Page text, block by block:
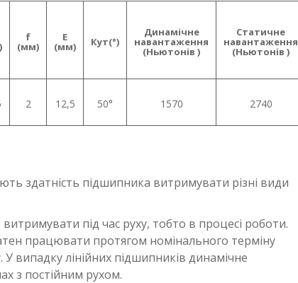
f
(мм)
E
(мм) Кут(°)
Динамічне
навантаження
(Ньютонів )
Статичне
навантаження
(Ньютонів )
2 12,5 50° 1570 2740
здатність підшипника витримувати різні види
під час руху, тобто в процесі роботи.
працювати протягом номінального терміну
випадку лінійних підшипників динамічне
з постійним рухом.